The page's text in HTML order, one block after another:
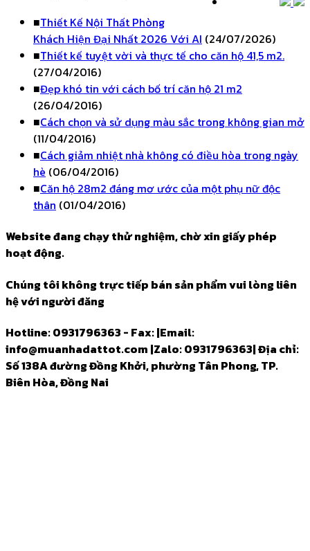
■Thiết Kế Nội Thất Phòng
Khách Hiện Đại Nhất 2026 Với AI (24/07/2026)
■Thiết kế tuyệt vời và thực tế cho căn hộ 41,5 m2.
(27/04/2016)
■Đẹp khó tin với cách bố trí căn hộ 21 m2
(26/04/2016)
■Cách chọn và sử dụng màu sắc trong không gian mở
(11/04/2016)
■Cách giảm nhiệt nhà không có điều hòa trong ngày
hè (06/04/2016)
■Căn hộ 28m2 đáng mơ ước của một phụ nữ độc
thân (01/04/2016)
Website đang chạy thử nghiệm, chờ xin giấy phép
hoạt động.
Chúng tôi không trực tiếp bán sản phẩm vui lòng liên
hệ với người đăng
Hotline: 0931796363 - Fax:|Email:
info@muanhadattot.com |Zalo: 0931796363|Địa chỉ:
Số 138A đường Đồng Khởi, phường Tân Phong, TP.
Biên Hòa, Đồng Nai